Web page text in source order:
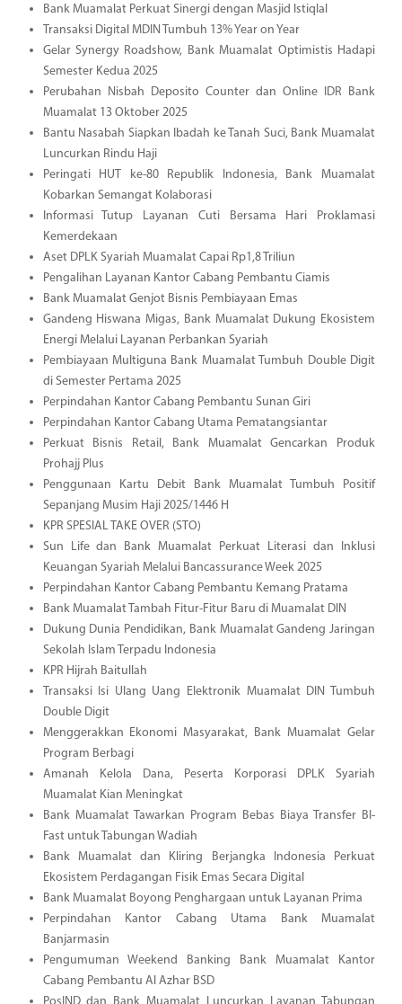
Bank Muamalat Perkuat Sinergi dengan Masjid Istiqlal
Transaksi Digital MDIN Tumbuh 13% Year on Year
Gelar Synergy Roadshow, Bank Muamalat Optimistis Hadapi
Semester Kedua 2025
Perubahan Nisbah Deposito Counter dan Online IDR Bank
Muamalat 13 Oktober 2025
Bantu Nasabah Siapkan Ibadah ke Tanah Suci, Bank Muamalat
Luncurkan Rindu Haji
Peringati HUT ke-80 Republik Indonesia, Bank Muamalat
Kobarkan Semangat Kolaborasi
Informasi Tutup Layanan Cuti Bersama Hari Proklamasi
Kemerdekaan
Aset DPLK Syariah Muamalat Capai Rp1,8 Triliun
Pengalihan Layanan Kantor Cabang Pembantu Ciamis
Bank Muamalat Genjot Bisnis Pembiayaan Emas
Gandeng Hiswana Migas, Bank Muamalat Dukung Ekosistem
Energi Melalui Layanan Perbankan Syariah
Pembiayaan Multiguna Bank Muamalat Tumbuh Double Digit
di Semester Pertama 2025
Perpindahan Kantor Cabang Pembantu Sunan Giri
Perpindahan Kantor Cabang Utama Pematangsiantar
Perkuat Bisnis Retail, Bank Muamalat Gencarkan Produk
Prohajj Plus
Penggunaan Kartu Debit Bank Muamalat Tumbuh Positif
Sepanjang Musim Haji 2025/1446 H
KPR SPESIAL TAKE OVER (STO)
Sun Life dan Bank Muamalat Perkuat Literasi dan Inklusi
Keuangan Syariah Melalui Bancassurance Week 2025
Perpindahan Kantor Cabang Pembantu Kemang Pratama
Bank Muamalat Tambah Fitur-Fitur Baru di Muamalat DIN
Dukung Dunia Pendidikan, Bank Muamalat Gandeng Jaringan
Sekolah Islam Terpadu Indonesia
KPR Hijrah Baitullah
Transaksi Isi Ulang Uang Elektronik Muamalat DIN Tumbuh
Double Digit
Menggerakkan Ekonomi Masyarakat, Bank Muamalat Gelar
Program Berbagi
Amanah Kelola Dana, Peserta Korporasi DPLK Syariah
Muamalat Kian Meningkat
Bank Muamalat Tawarkan Program Bebas Biaya Transfer BI-
Fast untuk Tabungan Wadiah
Bank Muamalat dan Kliring Berjangka Indonesia Perkuat
Ekosistem Perdagangan Fisik Emas Secara Digital
Bank Muamalat Boyong Penghargaan untuk Layanan Prima
Perpindahan Kantor Cabang Utama Bank Muamalat
Banjarmasin
Pengumuman Weekend Banking Bank Muamalat Kantor
Cabang Pembantu Al Azhar BSD